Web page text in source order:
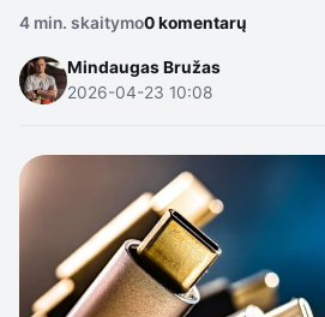
4 min. skaitymo0 komentarų
Mindaugas Bružas
2026-04-23 10:08